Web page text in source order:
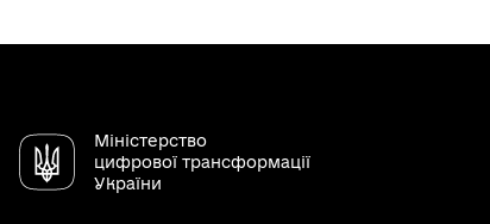
Міністерство
цифрової трансформації
України